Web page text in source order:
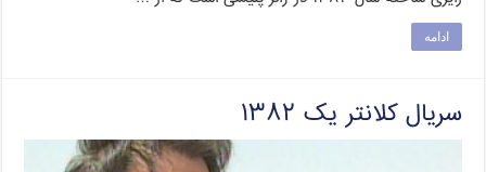
ادامه
سریال کلانتر یک ۱۳۸۲